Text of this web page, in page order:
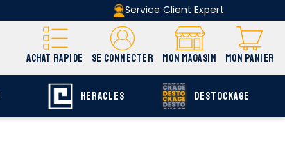
Service Client Expert
ACHAT RAPIDE SE CONNECTER MON MAGASIN MON PANIER
HERACLES DESTOCKAGE